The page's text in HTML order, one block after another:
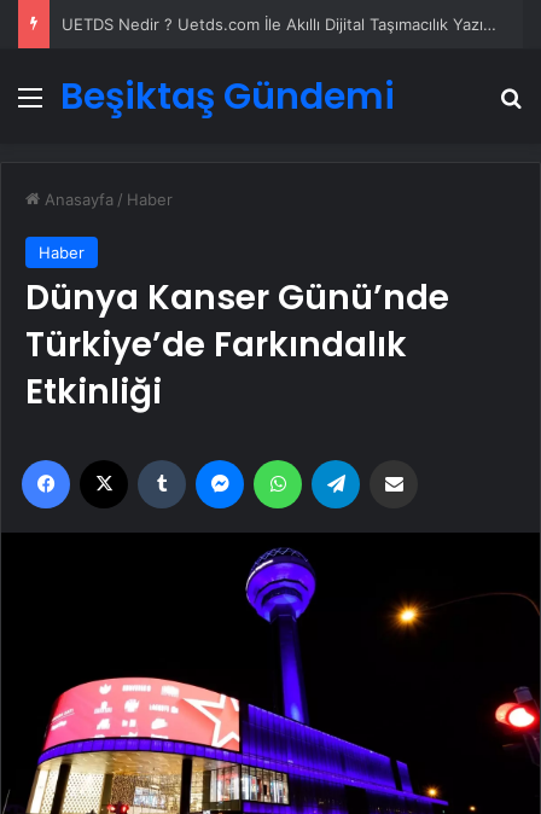
UETDS Nedir ? Uetds.com İle Akıllı Dijital Taşımacılık Yazılımı
Menü
Beşiktaş Gündemi
Anasayfa / Haber
Haber
Dünya Kanser Günü’nde
Türkiye’de Farkındalık
Etkinliği
Facebook Tumblr MessengerWhatsApp